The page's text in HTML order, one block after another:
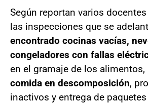
Según reportan varios
las inspecciones que se
encontrado cocinas vacías,
congeladores con fallas
en el gramaje de los alimentos,
comida en descomposición,
inactivos y entrega de